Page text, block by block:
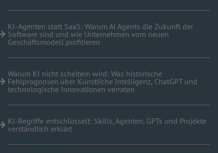
KI-Agenten statt SaaS: Warum AI Agents die Zukunft der
Software sind und wie Unternehmen vom neuen
Geschäftsmodell profitieren
Warum KI nicht scheitern wird: Was historische
Fehlprognosen über Künstliche Intelligenz, ChatGPT und
technologische Innovationen verraten
KI-Begriffe entschlüsselt: Skills, Agenten, GPTs und Projekte
verständlich erklärt